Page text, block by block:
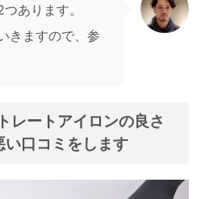
あります。
きますので、参
ートアイロンの良さ
い口コミをします